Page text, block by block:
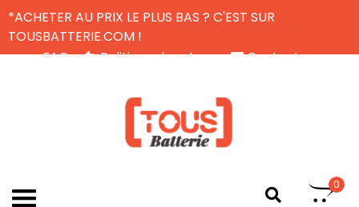
*ACHETER AU PRIX LE PLUS BAS ? C'EST SUR
TOUSBATTERIE.COM !
FAQ
Politique de retour
Contactez-nous
0